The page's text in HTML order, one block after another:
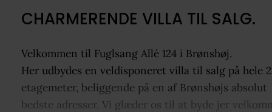
CHARMERENDE VILLA TIL SALG.
Velkommen til Fuglsang Allé 124 i Brønshøj.
Her udbydes en veldisponeret villa til salg på hele
etagemeter, beliggende på en af Brønshøjs absolut
bedste adresser. Vi glæder os til at byde jer